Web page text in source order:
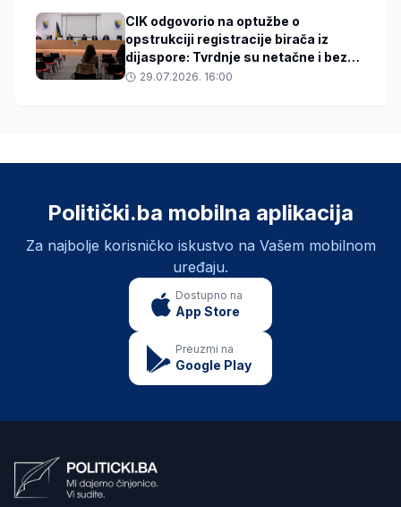
CIK odgovorio na optužbe o
opstrukciji registracije birača iz
dijaspore: Tvrdnje su netačne i bez
dokaza
29.07.2026. 16:00
Politički.ba mobilna aplikacija
Za najbolje korisničko iskustvo na Vašem mobilnom
uređaju.
Dostupno na
App Store
Preuzmi na
Google Play